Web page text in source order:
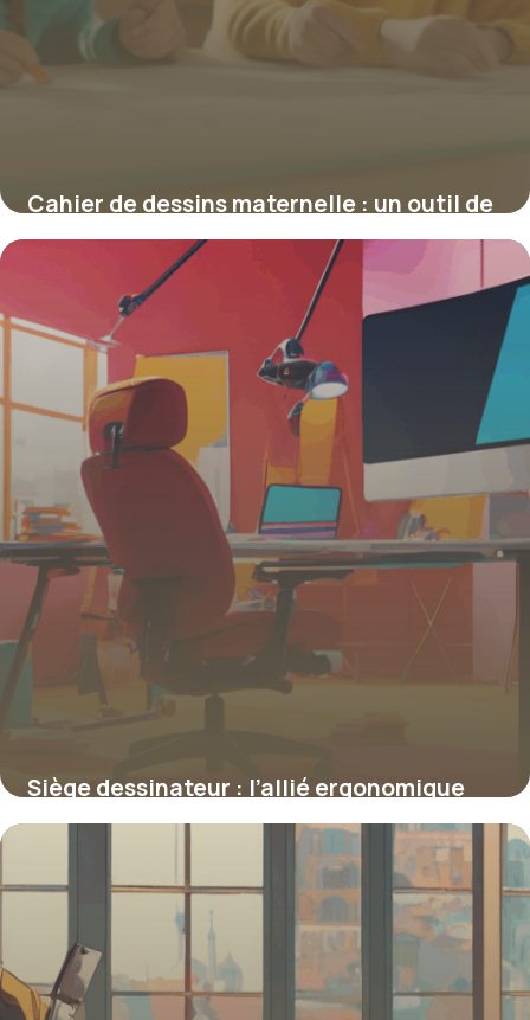
Cahier de dessins maternelle : un outil de
progression créative et pédagogique
Siège dessinateur : l’allié ergonomique
pour vos postes créatifs et techniques